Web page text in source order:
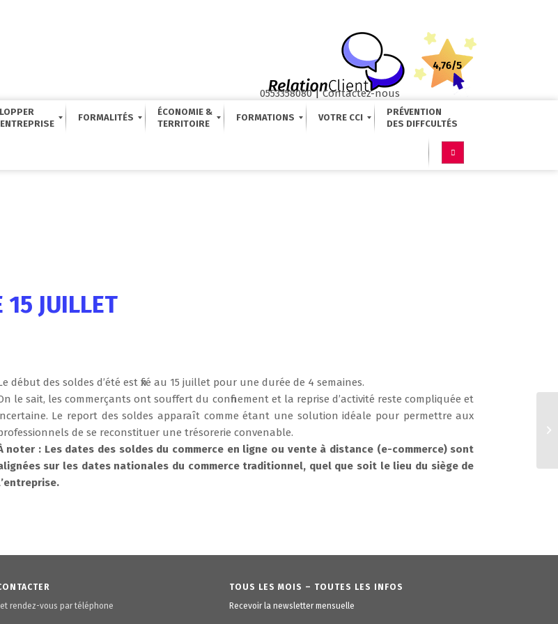
0553358080|Contactez-nous
FORMALITÉS
ÉCONOMIE &
FORMATIONS VOTRE CCI
PRÉVENTION
15 JUILLET
début des soldes d’été est fixé au 15 juillet pour une durée de 4 semaines.
le sait, les commerçants ont souffert du confinement et la reprise d’activité reste compliquée et
Le report des soldes apparaît comme étant une solution idéale pour permettre aux
de se reconstituer une trésorerie convenable.
noter : Les dates des soldes du commerce en ligne ou vente à distance (e-commerce) sont
sur les dates nationales du commerce traditionnel, quel que soit le lieu du siège de
rendez-vous par téléphone
TOUS LES MOIS – TOUTES LES INFOS
Recevoir la newsletter mensuelle